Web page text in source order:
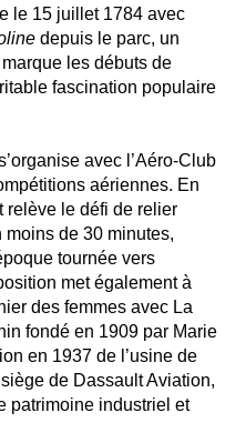
le 15 juillet 1784 avec
depuis le parc, un
les débuts de
fascination populaire
avec l’Aéro-Club
aériennes. En
relève le défi de relier
de 30 minutes,
tournée vers
met également à
des femmes avec La
fondé en 1909 par Marie
en 1937 de l’usine de
de Dassault Aviation,
patrimoine industriel et